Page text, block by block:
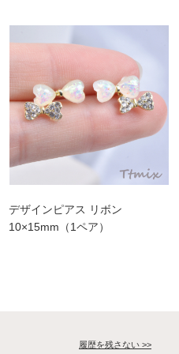
デザインピアス リボン
10×15mm（1ペア）
履歴を残さない >>